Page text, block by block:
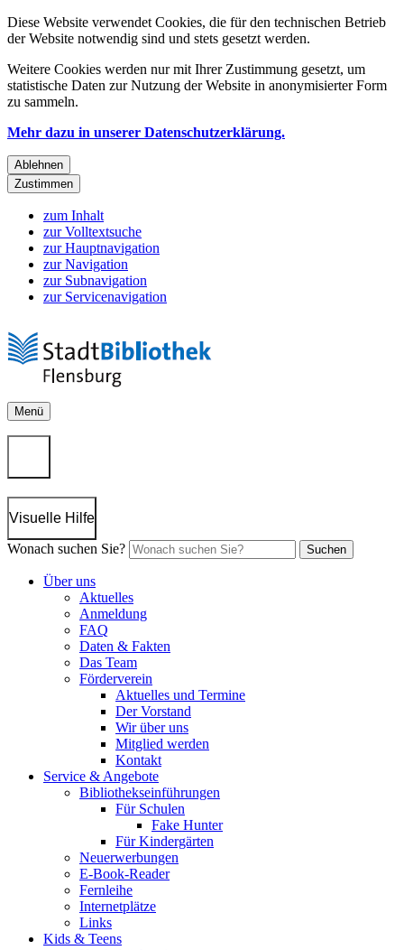
Diese Website verwendet Cookies, die für den technischen Betrieb
der Website notwendig sind und stets gesetzt werden.
Weitere Cookies werden nur mit Ihrer Zustimmung gesetzt, um
statistische Daten zur Nutzung der Website in anonymisierter Form
zu sammeln.
Mehr dazu in unserer Datenschutzerklärung.
Ablehnen
Zustimmen
zum Inhalt
zur Volltextsuche
zur Hauptnavigation
zur Navigation
zur Subnavigation
zur Servicenavigation
Menü
Visuelle Hilfe
Wonach suchen Sie?
Suchen
Über uns
Aktuelles
Anmeldung
FAQ
Daten & Fakten
Das Team
Förderverein
Aktuelles und Termine
Der Vorstand
Wir über uns
Mitglied werden
Kontakt
Service & Angebote
Bibliothekseinführungen
Für Schulen
Fake Hunter
Für Kindergärten
Neuerwerbungen
E-Book-Reader
Fernleihe
Internetplätze
Links
Kids & Teens